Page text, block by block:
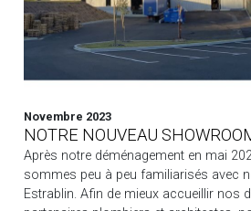
Novembre 2023
NOTRE NOUVEAU
Après notre déménagement en mai
sommes peu à peu familiarisés avec
Estrablin. Afin de mieux accueillir nos